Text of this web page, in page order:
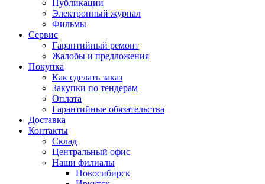
Публикации
Электронный журнал
Фильмы
Сервис
Гарантийный ремонт
Жалобы и предложения
Покупка
Как сделать заказ
Закупки по тендерам
Оплата
Гарантийные обязательства
Доставка
Контакты
Склад
Центральный офис
Наши филиалы
Новосибирск